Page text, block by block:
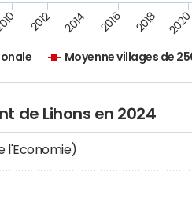
Moyenne villages de
2012 2014 2016 2018 2020
de Lihons en 2024
l'Economie)